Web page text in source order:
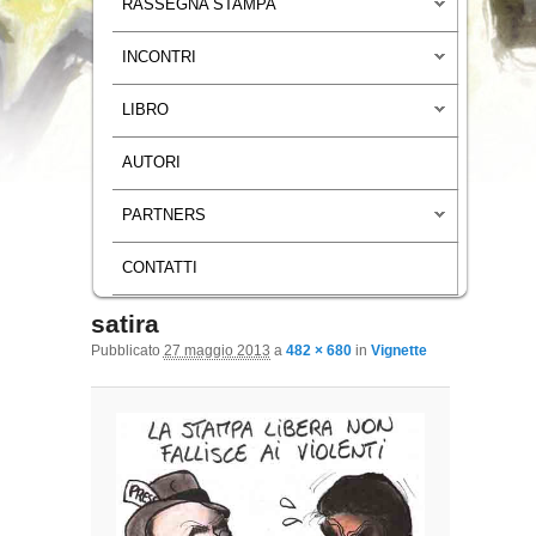
RASSEGNA STAMPA
INCONTRI
LIBRO
AUTORI
PARTNERS
CONTATTI
Navigazione immagini
satira
Pubblicato 27 maggio 2013 a 482 × 680in Vignette